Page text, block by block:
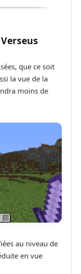
que ce soit
la vue de la
moins de
au niveau de
en vue